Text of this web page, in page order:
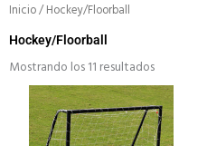
Inicio/ Hockey/Floorball
Hockey/Floorball
Mostrando los 11 resultados